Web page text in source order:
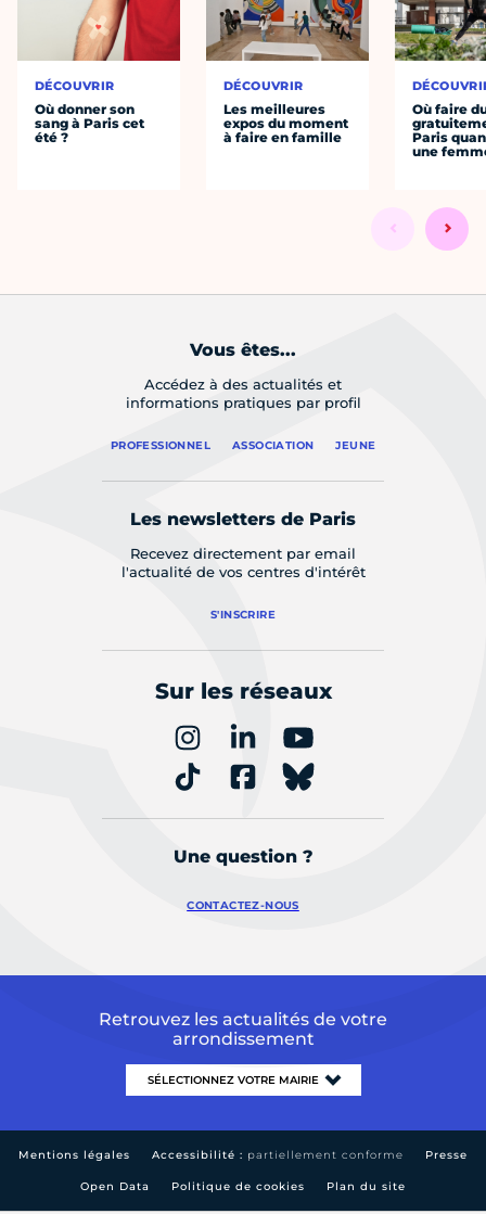
DÉCOUVRIR
Où donner son
sang à Paris cet
été ?
DÉCOUVRIR
Les meilleures
expos du moment
à faire en famille
Où faire
Paris
une
Vous êtes...
Accédez à des actualités et
informations pratiques par profil
PROFESSIONNEL ASSOCIATION JEUNE
Les newsletters de Paris
Recevez directement par email
l'actualité de vos centres d'intérêt
S'INSCRIRE
Sur les réseaux
Une question ?
CONTACTEZ-NOUS
Retrouvez les actualités de votre
arrondissement
Mentions légales Accessibilité : partiellement conforme Presse
Open Data Politique de cookies Plan du site